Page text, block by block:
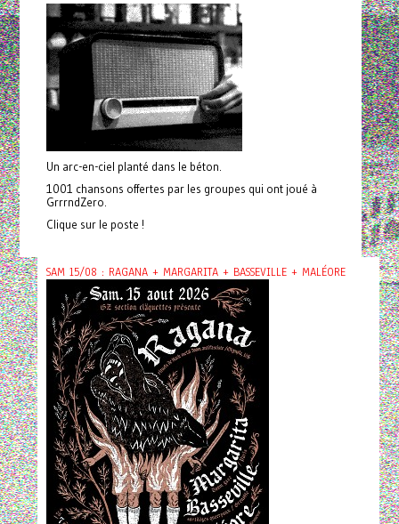
Un arc-en-ciel planté dans le béton.
1001 chansons offertes par les groupes qui ont joué à
GrrrndZero.
Clique sur le poste !
SAM 15/08 : RAGANA + MARGARITA + BASSEVILLE + MALÉORE